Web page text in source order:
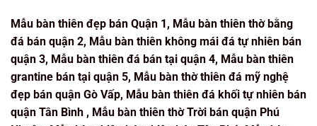
Mẫu bàn thiên đẹp bán Quận 1, Mẫu bàn thiên thờ bằng
đá bán quận 2, Mẫu bàn thiên không mái đá tự nhiên bán
quận 3, Mẫu bàn thiên đá bán tại quận 4, Mẫu bàn thiên
grantine bán tại quận 5, Mẫu bàn thờ thiên đá mỹ nghệ
đẹp bán quận Gò Vấp, Mẫu bàn thiên đá khối tự nhiên bán
quận Tân Bình , Mẫu bàn thiên thờ Trời bán quận Phú